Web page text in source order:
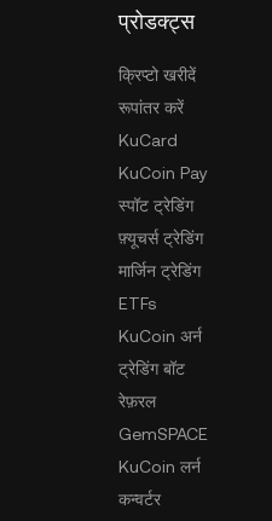
प्रोडक्ट्स
क्रिप्टो खरीदें
रूपांतर करें
KuCard
KuCoin Pay
स्पॉट ट्रेडिंग
फ़्यूचर्स ट्रेडिंग
मार्जिन ट्रेडिंग
ETFs
KuCoin अर्न
ट्रेडिंग बॉट
रेफ़रल
GemSPACE
KuCoin लर्न
कन्वर्टर